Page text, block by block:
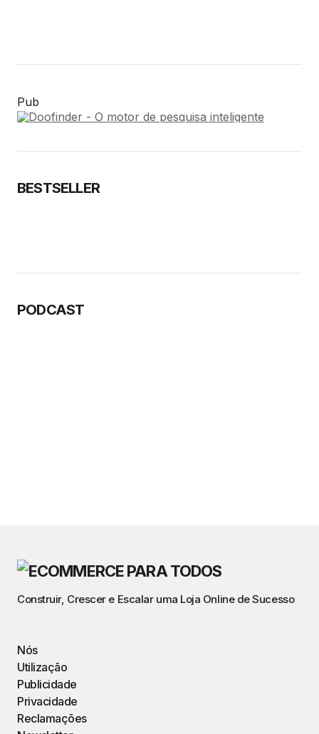
Pub
BESTSELLER
PODCAST
Construir, Crescer e Escalar uma Loja Online de Sucesso
Nós
Utilização
Publicidade
Privacidade
Reclamações